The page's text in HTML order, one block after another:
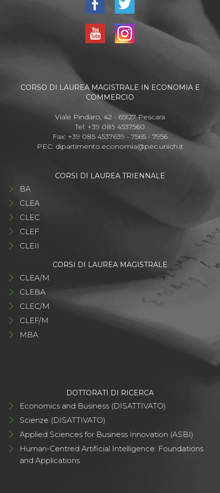
CORSO DI LAUREA MAGISTRALE IN ECONOMIA E
COMMERCIO
Viale Pindaro, 42 - 65127 Pescara
Tel: +39 085 4537560
Fax: +39 085 4537639 - 7565 - 7956
PEC: dipartimento.economia@pec.unich.it
CORSI DI LAUREA TRIENNALE
BA
CLEA
CLEC
CLEF
CLEII
CORSI DI LAUREA MAGISTRALE
CLEA/M
CLEBA
CLEC/M
CLEF/M
MBA
DOTTORATI DI RICERCA
Economics and Business (DISATTIVATO)
Scienze (DISATTIVATO)
Applied Sciences for Business Innovation (ASBI)
Human-Centred Artificial Intelligence: Foundations
and Applications